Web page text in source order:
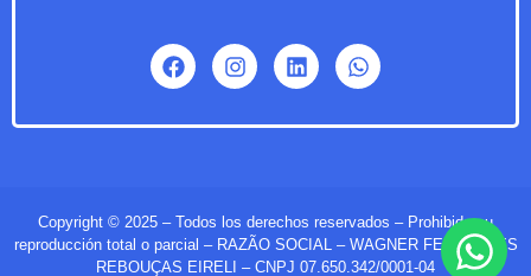
Copyright © 2025 – Todos los derechos reservados – Prohibida su
reproducción total o parcial – RAZÃO SOCIAL – WAGNER FERNANDES
REBOUÇAS EIRELI – CNPJ 07.650.342/0001-04